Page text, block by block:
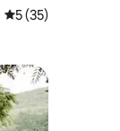
Średnia ocena: 5
5 (35)